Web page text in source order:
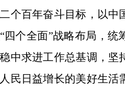
个百年奋斗目标，以中
个全面”战略布局，统
中求进工作总基调，坚
民日益增长的美好生活